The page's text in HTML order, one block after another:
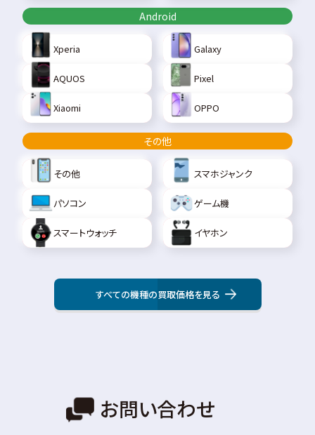
Android
Xperia Galaxy
AQUOS Pixel
Xiaomi OPPO
その他
その他 スマホジャンク
パソコン ゲーム機
スマートウォッチ イヤホン
すべての機種の買取価格を見る
お問い合わせ